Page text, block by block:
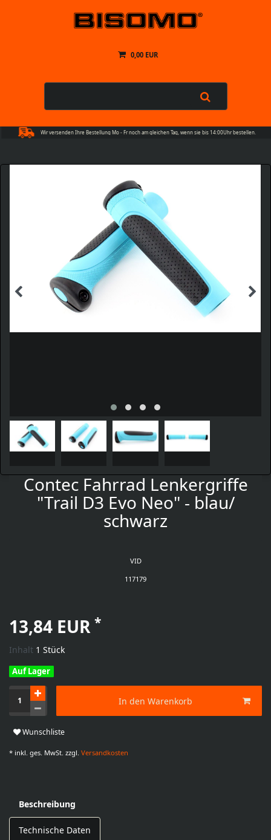
0,00 EUR
Wir versenden Ihre Bestellung Mo - Fr noch am gleichen Tag, wenn sie bis 14:00Uhr bestellen.
Contec Fahrrad Lenkergriffe
"Trail D3 Evo Neo" - blau/
schwarz
VID
117179
13,84 EUR *
Inhalt 1 Stück
Auf Lager
In den Warenkorb
Wunschliste
* inkl. ges. MwSt. zzgl. Versandkosten
Beschreibung
Technische Daten